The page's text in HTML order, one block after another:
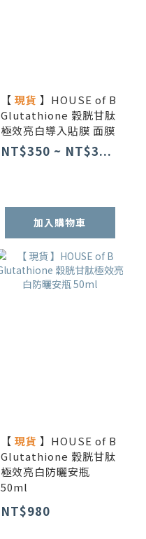
【 現貨 】HOUSE of B
Glutathione 穀胱甘肽
極效亮白導入貼膜 面膜
NT$350 ~ NT$3...
加入購物車
【 現貨 】HOUSE of B
Glutathione 穀胱甘肽
極效亮白防曬安瓶
50ml
NT$980